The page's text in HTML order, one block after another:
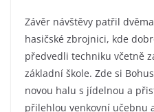
Závěr návštěvy patřil
hasičské zbrojnici, kde
předvedli techniku včetně
základní škole. Zde si
novou halu s jídelnou a
přilehlou venkovní učebnu